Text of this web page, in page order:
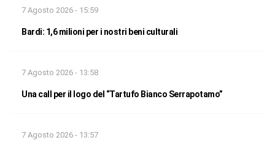
7 Agosto 2026 - 15:59
Bardi: 1,6 milioni per i nostri beni culturali
7 Agosto 2026 - 13:58
Una call per il logo del “Tartufo Bianco Serrapotamo”
7 Agosto 2026 - 13:57